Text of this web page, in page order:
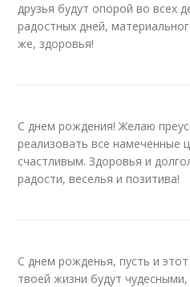
друзья будут опорой во всех
радостных дней,
же, здоровья!
С днем рождения! Желаю
реализовать все намеченные
счастливым. Здоровья и
радости, веселья и позитива!
С днем рожденья, пусть и
твоей жизни будут